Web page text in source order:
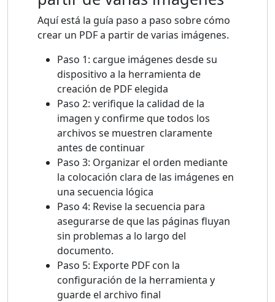
Aquí está la guía paso a paso sobre cómo
crear un PDF a partir de varias imágenes.
Paso 1: cargue imágenes desde su
dispositivo a la herramienta de
creación de PDF elegida
Paso 2: verifique la calidad de la
imagen y confirme que todos los
archivos se muestren claramente
antes de continuar
Paso 3: Organizar el orden mediante
la colocación clara de las imágenes en
una secuencia lógica
Paso 4: Revise la secuencia para
asegurarse de que las páginas fluyan
sin problemas a lo largo del
documento.
Paso 5: Exporte PDF con la
configuración de la herramienta y
guarde el archivo final